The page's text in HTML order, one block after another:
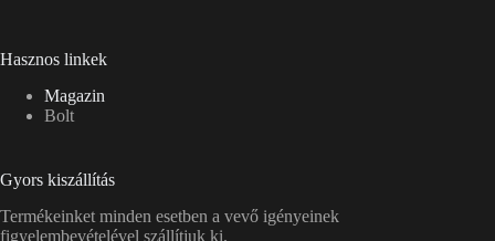
Hasznos linkek
Magazin
Bolt
Gyors kiszállítás
Termékeinket minden esetben a vevő igényeinek
figyelembevételével szállítjuk ki.